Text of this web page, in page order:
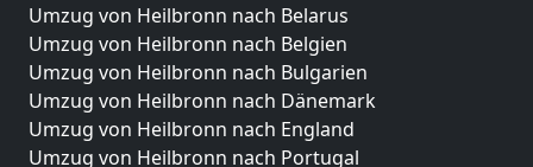
Umzug von Heilbronn nach Belarus
Umzug von Heilbronn nach Belgien
Umzug von Heilbronn nach Bulgarien
Umzug von Heilbronn nach Dänemark
Umzug von Heilbronn nach England
Umzug von Heilbronn nach Portugal